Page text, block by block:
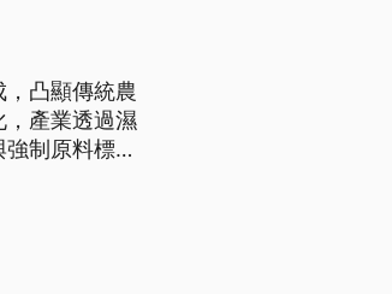
凸顯傳統農
，產業透過濕
強制原料標